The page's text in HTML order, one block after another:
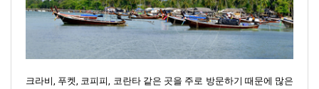
크라비, 푸켓, 코피피, 코란타 같은 곳을 주로 방문하기 때문에 많은